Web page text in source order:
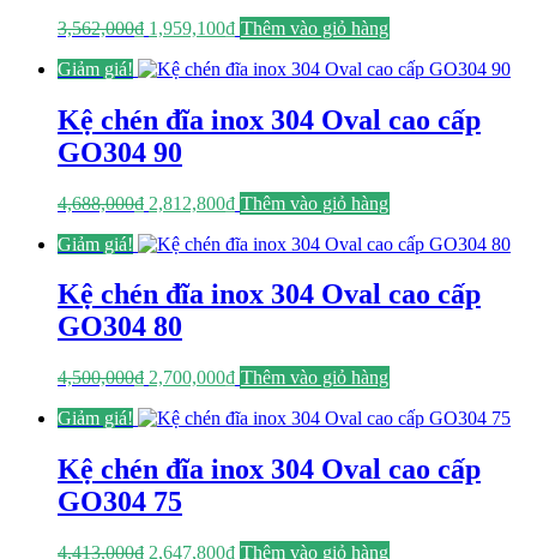
3,562,000₫ Giá
là:
1,959,100₫Giá
tại
1,959,100₫.
Thêm vào giỏ hàng
Giảm giá!
Kệ chén đĩa inox 304 Oval cao cấp
GO304 90
4,688,000₫ Giá
là:
2,812,800₫Giá
tại
2,812,800₫.
Thêm vào giỏ hàng
Giảm giá!
Kệ chén đĩa inox 304 Oval cao cấp
GO304 80
4,500,000₫ Giá
là:
2,700,000₫Giá
tại
2,700,000₫.
Thêm vào giỏ hàng
Giảm giá!
Kệ chén đĩa inox 304 Oval cao cấp
GO304 75
4,413,000₫ Giá
2,647,800₫Giá
Thêm vào giỏ hàng